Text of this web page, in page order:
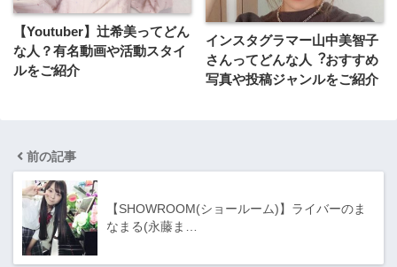
【Youtuber】辻希美ってどん
な人？有名動画や活動スタイ
ルをご紹介
インスタグラマー山中美智子
さんってどんな⼈︖おすすめ
写真や投稿ジャンルをご紹介
前の記事
【SHOWROOM(ショールーム)】ライバーのま
なまる(永藤ま…